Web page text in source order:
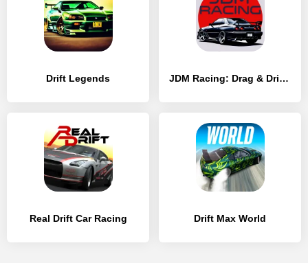
Drift Legends JDM Racing: Drag & Drift race
Real Drift Car Racing Drift Max World